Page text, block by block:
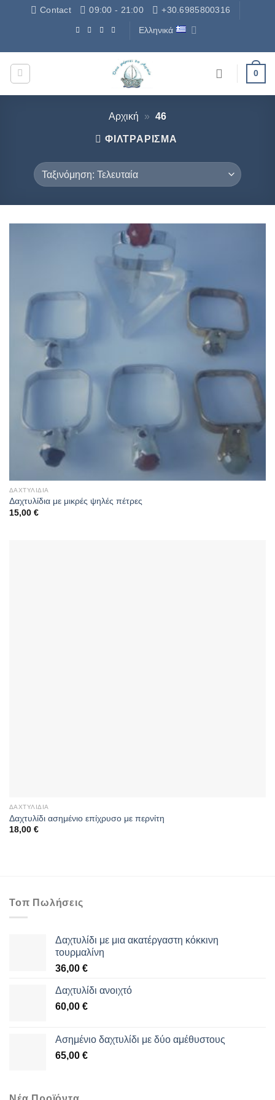
ΜετάβασηContact 09:00 - 21:00 +30.6985800316
Ελληνικά
0
Αρχική » 46
ΦΙΛΤΡΆΡΙΣΜΑ
ΔΑΧΤΥΛΊΔΙΑ
Δαχτυλίδια με μικρές ψηλές πέτρες
15,00 €
ΔΑΧΤΥΛΊΔΙΑ
Δαχτυλίδι ασημένιο επίχρυσο με περνίτη
18,00 €
Τοπ Πωλήσεις
Δαχτυλίδι με μια ακατέργαστη κόκκινη
τουρμαλίνη
36,00 €
Δαχτυλίδι ανοιχτό
60,00 €
Aσημένιο δαχτυλίδι με δύο αμέθυστους
65,00 €